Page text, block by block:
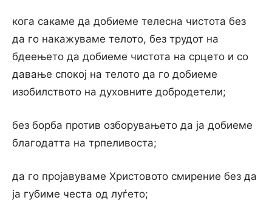
кога сакаме да добиеме телесна чистота без
да го накажуваме телото, без трудот на
бдеењето да добиеме чистота на срцето и co
давање спокој на телото да го добиеме
изобилството на духовните добродетели;
без борба против озборувањето да ја добиеме
благодатта на трпеливоста;
да го пројавуваме Христовото смирение без да
ја губиме честа од луѓето;